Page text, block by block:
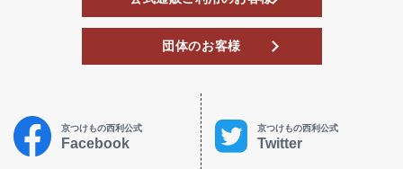
団体のお客様
京つけもの西利公式
Facebook
京つけもの西利公式
Twitter